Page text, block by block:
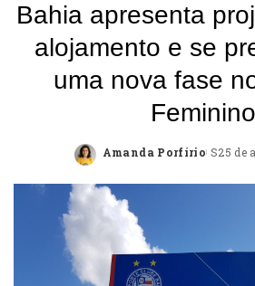
Bahia apresenta
alojamento e se
uma nova fase
Feminino
Posted
Amanda Porfírio 25 de